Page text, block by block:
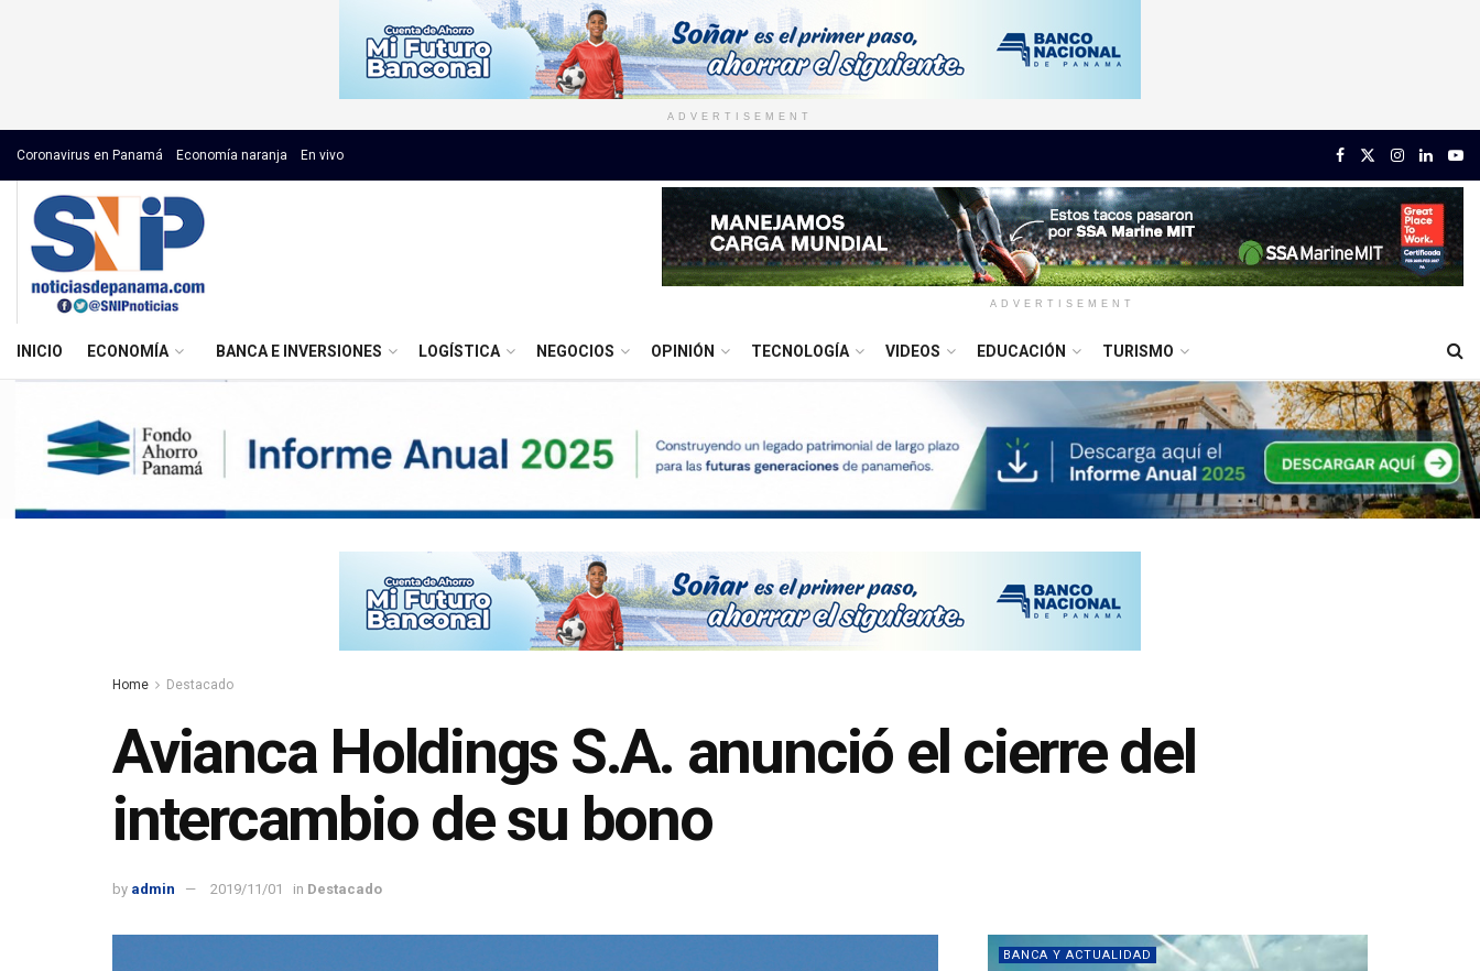
ADVERTISEMENT
Coronavirus en Panamá Economía naranja En vivo
ADVERTISEMENT
INICIO ECONOMÍA BANCA E INVERSIONES LOGÍSTICA NEGOCIOS OPINIÓN TECNOLOGÍA VIDEOS EDUCACIÓN TURISMO
Home Destacado
Avianca Holdings S.A. anunció el cierre del
intercambio de su bono
by admin 2019/11/01 in Destacado
BANCA Y ACTUALIDAD